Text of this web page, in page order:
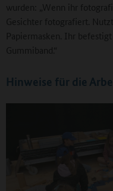
wurden: „Wenn ihr
Gesichter fotografiert.
Papiermasken. Ihr
Gummiband.“
Hinweise für die